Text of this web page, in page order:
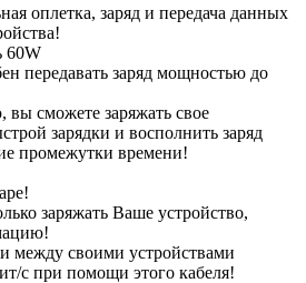
оплетка, заряд и передача данных
60W
передавать заряд мощностью до
вы сможете заряжать свое
зарядки и восполнить заряд
промежутки времени!
заряжать Ваше устройство,
между своими устройствами
с при помощи этого кабеля!